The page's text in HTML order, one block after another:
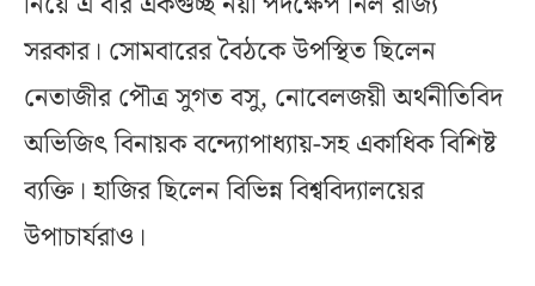
সরকার। সোমবারের বৈঠকে উপস্থিত ছিলেন
নেতাজীর পৌত্র সুগত বসু, নোবেলজয়ী অর্থনীতিবিদ
অভিজিৎ বিনায়ক বন্দ্যোপাধ্যায়-সহ একাধিক বিশিষ্ট
ব্যক্তি। হাজির ছিলেন বিভিন্ন বিশ্ববিদ্যালয়ের
উপাচার্যরাও।